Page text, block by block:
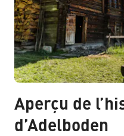
Aperçu de
d’Adelboden